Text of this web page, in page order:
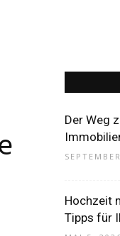
Der Weg
Hochzeit
Tipps für